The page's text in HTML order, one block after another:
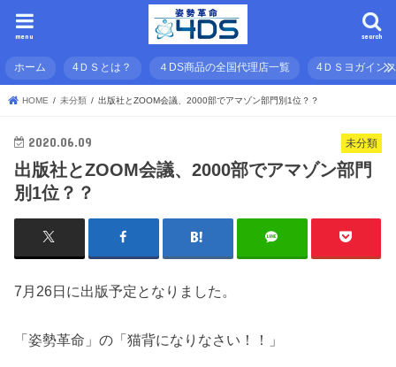
search
menu
ホーム 4ＤＳとは？ ４DS商品の全国代理店一覧 4ＤＳヨガイン
HOME 未分類 出版社とZOOM会議、2000部でアマゾン部門別1位？？
未分類
2020.06.09
出版社とZOOM会議、2000部でアマゾン部門
別1位？？
7月26日に出版予定となりました。
「姿勢革命」の「猫背になりなさい！！」